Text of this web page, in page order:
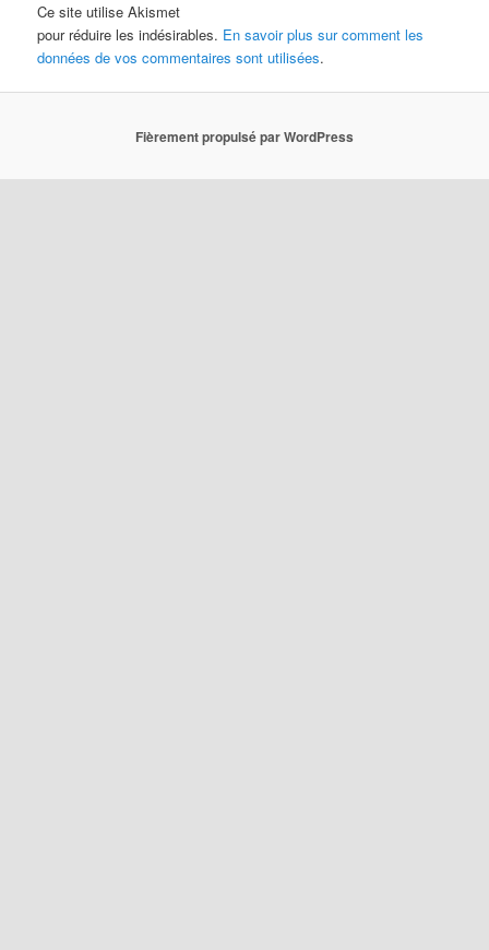
Ce site utilise Akismet
pour réduire les indésirables. En savoir plus sur comment les
données de vos commentaires sont utilisées.
Fièrement propulsé par WordPress